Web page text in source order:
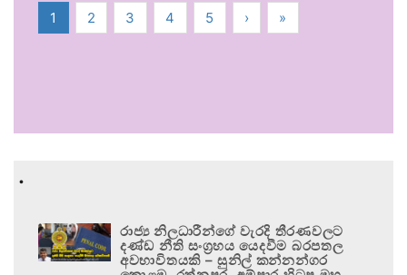
1 2 3 4 5 › »
.
රාජ්‍ය නිලධාරීන්ගේ වැරදි තීරණවලට
දණ්ඩ නීති සංග්‍රහය යෙදවීම බරපතල
අවභාවිතයකි – සුනිල් කන්නන්ගර